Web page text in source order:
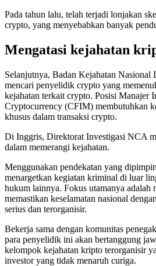
Pada tahun lalu, telah terjadi lonjakan
crypto, yang menyebabkan banyak
Mengatasi kejahatan
Selanjutnya, Badan Kejahatan Nasional
mencari penyelidik crypto yang
kejahatan terkait crypto. Posisi Manajer
Cryptocurrency (CFIM) membutuhkan
khusus dalam transaksi crypto.
Di Inggris, Direktorat Investigasi NCA
dalam memerangi kejahatan.
Menggunakan pendekatan yang
menargetkan kegiatan kriminal di luar
hukum lainnya. Fokus utamanya adalah
memastikan keselamatan nasional
serius dan terorganisir.
Bekerja sama dengan komunitas
para penyelidik ini akan bertanggung
kelompok kejahatan kripto terorganisir
investor yang tidak menaruh curiga.